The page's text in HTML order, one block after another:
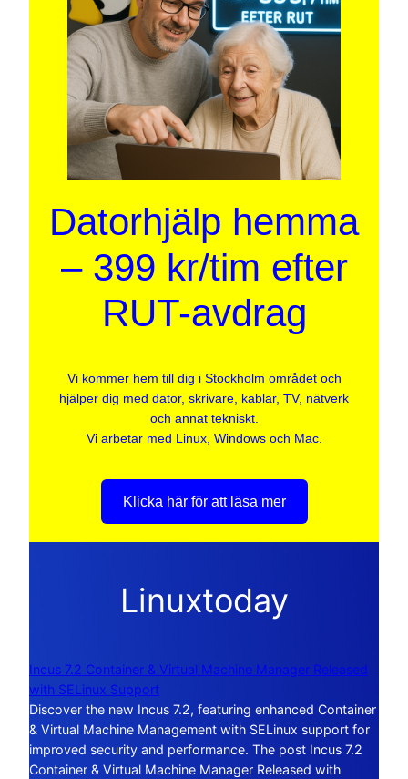
Datorhjälp hemma
– 399 kr/tim efter
RUT-avdrag
Vi kommer hem till dig i Stockholm området och
hjälper dig med dator, skrivare, kablar, TV, nätverk
och annat tekniskt.
Vi arbetar med Linux, Windows och Mac.
Klicka här för att läsa mer
Linuxtoday
Incus 7.2 Container & Virtual Machine Manager Released
with SELinux Support
Discover the new Incus 7.2, featuring enhanced Container
& Virtual Machine Management with SELinux support for
improved security and performance. The post Incus 7.2
Container & Virtual Machine Manager Released with